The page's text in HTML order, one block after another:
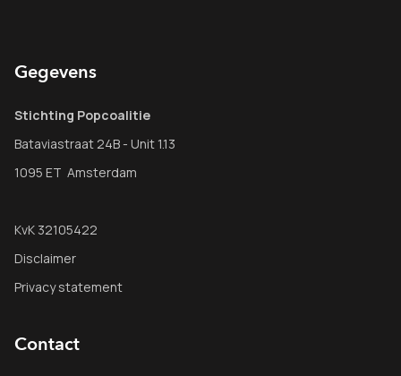
Gegevens
Stichting Popcoalitie
Bataviastraat 24B - Unit 1.13
1095 ET Amsterdam
KvK 32105422
Disclaimer
Privacy statement
Contact